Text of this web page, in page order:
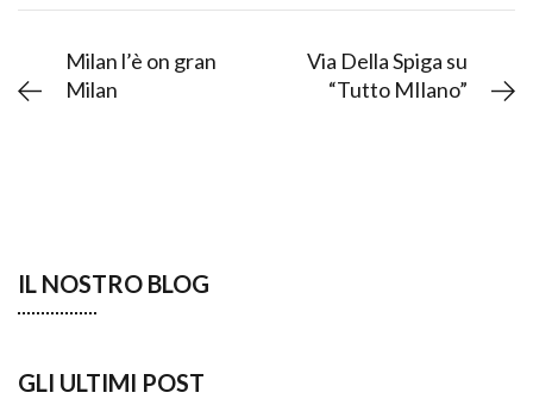
Milan l’è on gran
Milan
Via Della Spiga su
“Tutto MIlano”
IL NOSTRO BLOG
GLI ULTIMI POST